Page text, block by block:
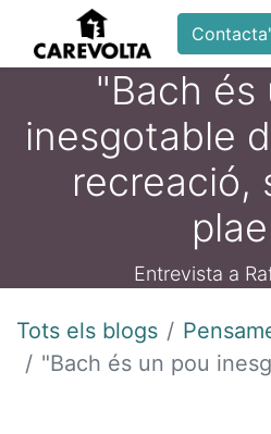
"Bach és
inesgotable
recreació,
Entrevista a
Tots els blogs
"Bach és un pou inesgotable